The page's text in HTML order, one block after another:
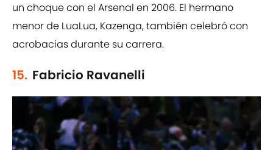
un choque con el Arsenal en 2006. El hermano
menor de LuaLua, Kazenga, también celebró con
acrobacias durante su carrera.
15. Fabricio Ravanelli